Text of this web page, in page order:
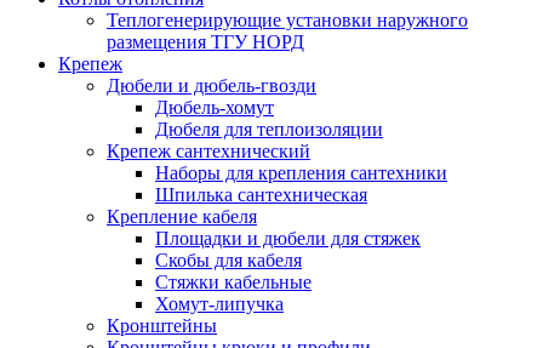
Теплогенерирующие установки наружного
размещения ТГУ НОРД
Крепеж
Дюбели и дюбель-гвозди
Дюбель-хомут
Дюбеля для теплоизоляции
Крепеж сантехнический
Наборы для крепления сантехники
Шпилька сантехническая
Крепление кабеля
Площадки и дюбели для стяжек
Скобы для кабеля
Стяжки кабельные
Хомут-липучка
Кронштейны